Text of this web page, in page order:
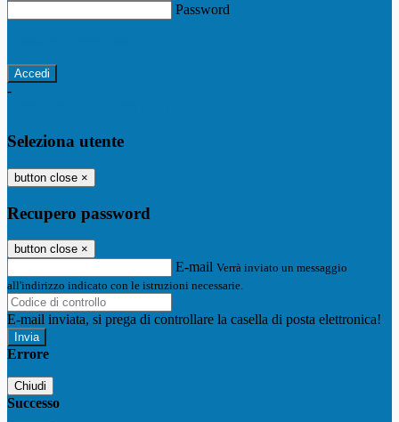
Password
-
Seleziona utente
button close ×
Recupero password
button close ×
E-mail Verrà inviato un messaggio
all'indirizzo indicato con le istruzioni necessarie.
E-mail inviata, si prega di controllare la casella di posta elettronica!
Errore
Chiudi
Successo